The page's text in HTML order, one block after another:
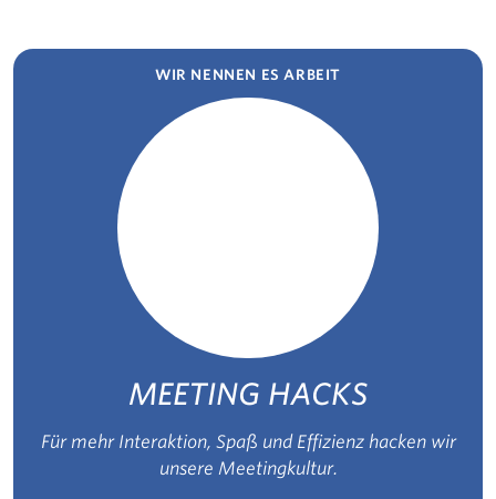
WIR NENNEN ES ARBEIT
MEETING HACKS
Für mehr Interaktion, Spaß und Effizienz hacken wir
unsere Meetingkultur.